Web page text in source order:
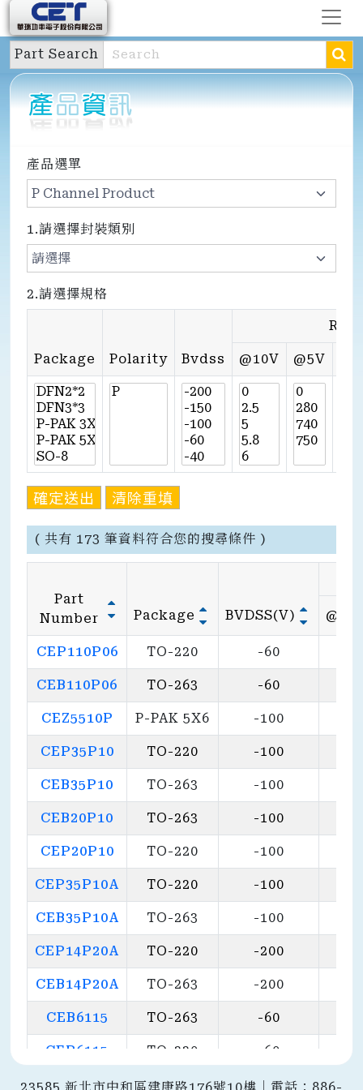
Part Search
產品選單
1.請選擇封裝類別
2.請選擇規格
Package Polarity Bvdss @10V @5V
確定送出 清除重填
( 共有 173 筆資料符合您的搜尋條件 )
Part
Number
Package BVDSS(V)
CEP110P06 TO-220 -60
CEB110P06 TO-263 -60
CEZ5510P P-PAK 5X6 -100
CEP35P10 TO-220 -100
CEB35P10 TO-263 -100
CEB20P10 TO-263 -100
CEP20P10 TO-220 -100
CEP35P10A TO-220 -100
CEB35P10A TO-263 -100
CEP14P20A TO-220 -200
CEB14P20A TO-263 -200
CEB6115 TO-263 -60
CEP6115 TO-220 -60 12
CEZ25C3P P-PAK 5X6 -30